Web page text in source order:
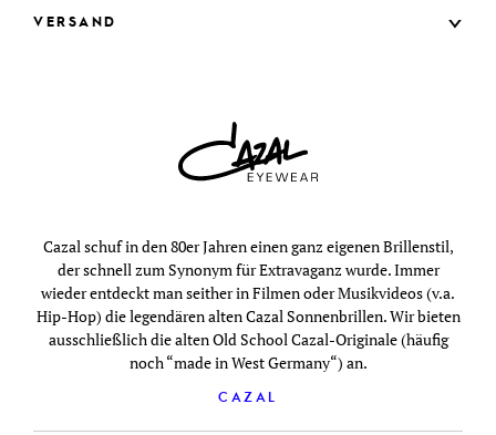
VERSAND
Cazal schuf in den 80er Jahren einen ganz eigenen Brillenstil,
der schnell zum Synonym für Extravaganz wurde. Immer
wieder entdeckt man seither in Filmen oder Musikvideos (v.a.
Hip-Hop) die legendären alten Cazal Sonnenbrillen. Wir bieten
ausschließlich die alten Old School Cazal-Originale (häufig
noch “made in West Germany“) an.
CAZAL